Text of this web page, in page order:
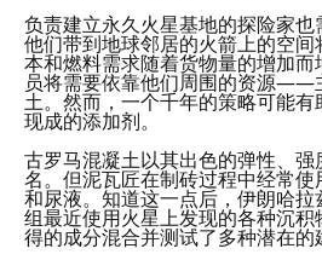
负责建立永久火星基地的探险家
他们带到地球邻居的火箭上的空
本和燃料需求随着货物量的增加
员将需要依靠他们周围的资源——
土。然而，一个千年的策略可能
现成的添加剂。
古罗马混凝土以其出色的弹性、
名。但泥瓦匠在制砖过程中经常
和尿液。知道这一点后，伊朗哈
组最近使用火星上发现的各种沉
得的成分混合并测试了多种潜在的